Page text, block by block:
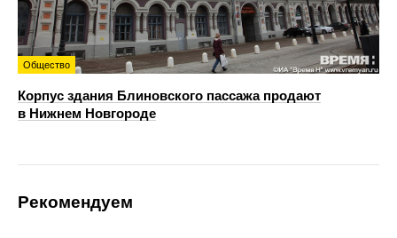
Общество
Корпус здания Блиновского пассажа продают
в Нижнем Новгороде
Рекомендуем